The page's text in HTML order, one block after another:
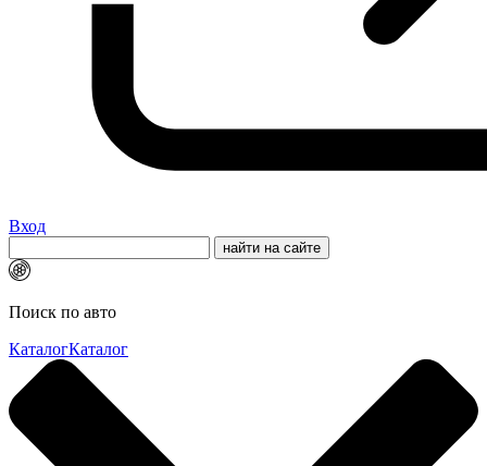
Вход
Поиск по авто
КаталогКаталог